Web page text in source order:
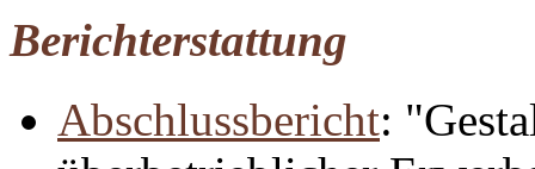
Berichterstattung
Abschlussbericht: